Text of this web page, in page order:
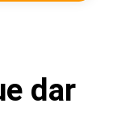
dar